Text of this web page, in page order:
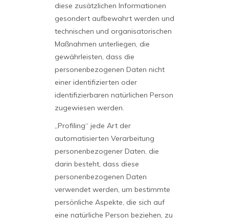
diese zusätzlichen Informationen
gesondert aufbewahrt werden und
technischen und organisatorischen
Maßnahmen unterliegen, die
gewährleisten, dass die
personenbezogenen Daten nicht
einer identifizierten oder
identifizierbaren natürlichen Person
zugewiesen werden.
„Profiling“ jede Art der
automatisierten Verarbeitung
personenbezogener Daten, die
darin besteht, dass diese
personenbezogenen Daten
verwendet werden, um bestimmte
persönliche Aspekte, die sich auf
eine natürliche Person beziehen, zu